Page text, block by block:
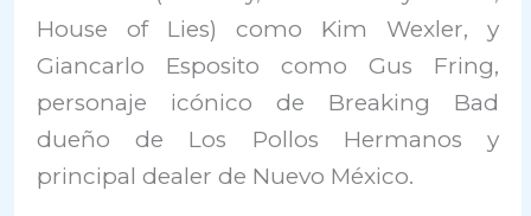
House of Lies) como Kim Wexler, y
Giancarlo Esposito como Gus Fring,
personaje icónico de Breaking Bad
dueño de Los Pollos Hermanos y
principal dealer de Nuevo México.